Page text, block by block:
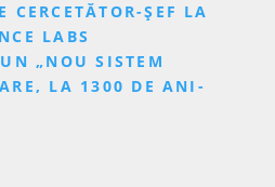
CERCETĂTOR-ȘEF LA
LABS
„NOU SISTEM
LA 1300 DE ANI-